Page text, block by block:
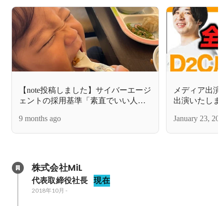
【note投稿しました】サイバーエージ
ェントの採用基準「素直でいい人」
ちした話
9 months ago
メディア出
出演いたし
January 23,
株式会社MiL
代表取締役社長 現在
2018年10月 -